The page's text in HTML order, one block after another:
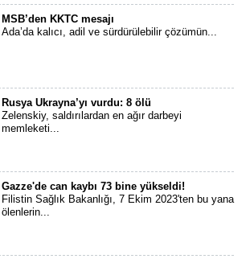
MSB’den KKTC mesajı
Ada’da kalıcı, adil ve sürdürülebilir çözümün...
Rusya Ukrayna’yı vurdu: 8 ölü
Zelenskiy, saldırılardan en ağır darbeyi
memleketi...
Gazze'de can kaybı 73 bine yükseldi!
Filistin Sağlık Bakanlığı, 7 Ekim 2023'ten bu yana
ölenlerin...